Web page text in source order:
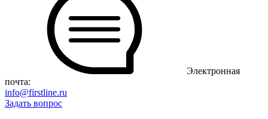
Электронная
почта:
info@firstline.ru
Задать вопрос